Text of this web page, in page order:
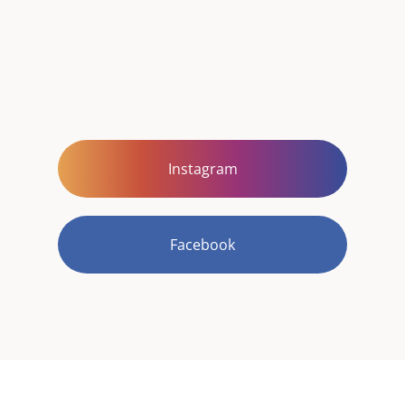
Instagram
Facebook